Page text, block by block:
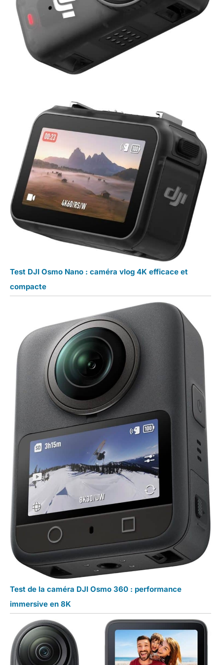
Test DJI Osmo Nano : caméra vlog 4K efficace et
compacte
Test de la caméra DJI Osmo 360 : performance
immersive en 8K